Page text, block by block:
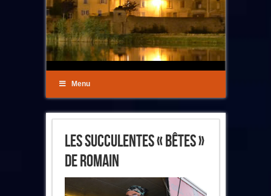
Menu
Les Succulentes « Bêtes »
De Romain